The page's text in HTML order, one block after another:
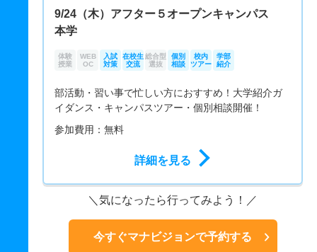
9/24（木）アフター５オープンキャンパス
本学
体験
授業
WEB
OC
入試
対策
在校生
交流
総合型
選抜
個別
相談
校内
ツアー
学部
紹介
部活動・習い事で忙しい方におすすめ！大学紹介ガ
イダンス・キャンパスツアー・個別相談開催！
参加費用：無料
詳細を見る
気になったら行ってみよう！
今すぐマナビジョンで予約する